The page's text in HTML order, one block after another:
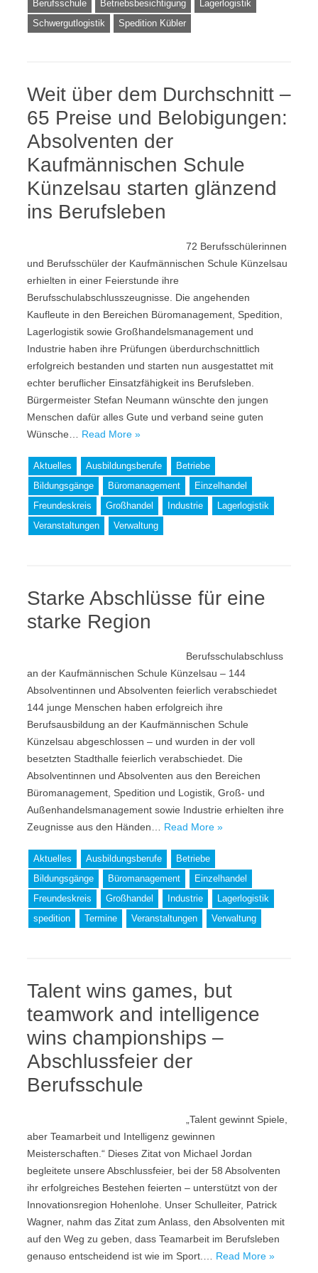
Berufsschule
Betriebsbesichtigung
Lagerlogistik
Schwergutlogistik
Spedition Kübler
Weit über dem Durchschnitt –
65 Preise und Belobigungen:
Absolventen der
Kaufmännischen Schule
Künzelsau starten glänzend
ins Berufsleben
72 Berufsschülerinnen
und Berufsschüler der Kaufmännischen Schule Künzelsau
erhielten in einer Feierstunde ihre
Berufsschulabschlusszeugnisse. Die angehenden
Kaufleute in den Bereichen Büromanagement, Spedition,
Lagerlogistik sowie Großhandelsmanagement und
Industrie haben ihre Prüfungen überdurchschnittlich
erfolgreich bestanden und starten nun ausgestattet mit
echter beruflicher Einsatzfähigkeit ins Berufsleben.
Bürgermeister Stefan Neumann wünschte den jungen
Menschen dafür alles Gute und verband seine guten
Wünsche… Read More »
Aktuelles Ausbildungsberufe
Betriebe
Bildungsgänge
Büromanagement
Einzelhandel
Freundeskreis
Großhandel Industrie
Lagerlogistik
Veranstaltungen
Verwaltung
Starke Abschlüsse für eine
starke Region
Berufsschulabschluss
an der Kaufmännischen Schule Künzelsau – 144
Absolventinnen und Absolventen feierlich verabschiedet
144 junge Menschen haben erfolgreich ihre
Berufsausbildung an der Kaufmännischen Schule
Künzelsau abgeschlossen – und wurden in der voll
besetzten Stadthalle feierlich verabschiedet. Die
Absolventinnen und Absolventen aus den Bereichen
Büromanagement, Spedition und Logistik, Groß- und
Außenhandelsmanagement sowie Industrie erhielten ihre
Zeugnisse aus den Händen… Read More »
Aktuelles Ausbildungsberufe
Betriebe
Bildungsgänge
Büromanagement
Einzelhandel
Freundeskreis
Großhandel Industrie
Lagerlogistik
spedition
Termine Veranstaltungen Verwaltung
Talent wins games, but
teamwork and intelligence
wins championships –
Abschlussfeier der
Berufsschule
„Talent gewinnt Spiele,
aber Teamarbeit und Intelligenz gewinnen
Meisterschaften.“ Dieses Zitat von Michael Jordan
begleitete unsere Abschlussfeier, bei der 58 Absolventen
ihr erfolgreiches Bestehen feierten – unterstützt von der
Innovationsregion Hohenlohe. Unser Schulleiter, Patrick
Wagner, nahm das Zitat zum Anlass, den Absolventen mit
auf den Weg zu geben, dass Teamarbeit im Berufsleben
genauso entscheidend ist wie im Sport.… Read More »